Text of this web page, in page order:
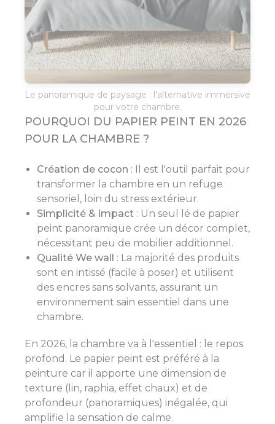
Le panoramique de paysage : l'alternative immersive
pour votre chambre.
POURQUOI DU PAPIER PEINT EN 2026
POUR LA CHAMBRE ?
Création de cocon : Il est l'outil parfait pour
transformer la chambre en un refuge
sensoriel, loin du stress extérieur.
Simplicité & impact : Un seul lé de papier
peint panoramique crée un décor complet,
nécessitant peu de mobilier additionnel.
Qualité We wall : La majorité des produits
sont en intissé (facile à poser) et utilisent
des encres sans solvants, assurant un
environnement sain essentiel dans une
chambre.
En 2026, la chambre va à l'essentiel : le repos
profond. Le papier peint est préféré à la
peinture car il apporte une dimension de
texture (lin, raphia, effet chaux) et de
profondeur (panoramiques) inégalée, qui
amplifie la sensation de calme.